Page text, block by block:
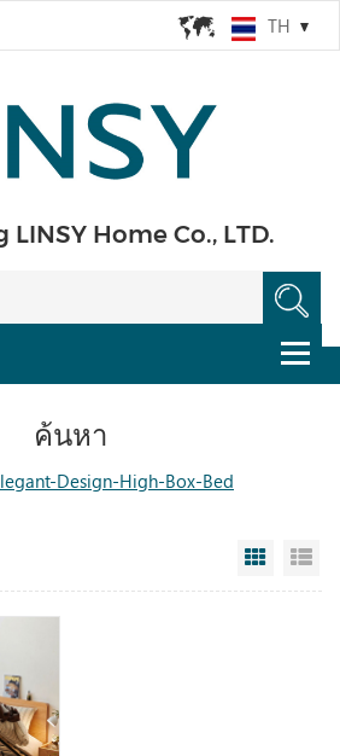
TH
Home Co., LTD.
ค้นหา
Design-High-Box-Bed
Grid